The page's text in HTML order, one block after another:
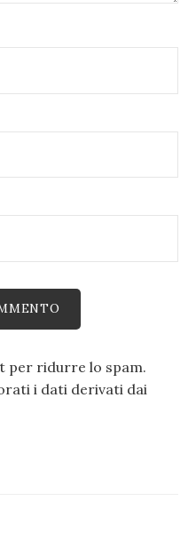
per ridurre lo spam.
i dati derivati dai